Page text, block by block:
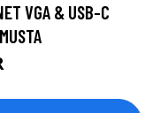
VGA & USB-C